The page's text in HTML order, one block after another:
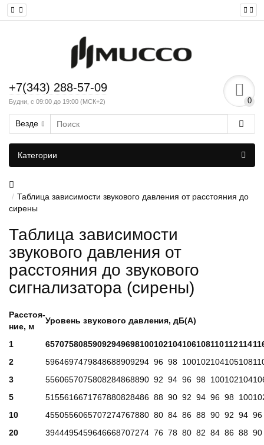
+7(343) 288-57-09
Будни, с 09:00 до 19:00 (МСК+2) 0
Везде
Категории
Таблица зависимости звукового давления от расстояния до
сирены
Таблица зависимости
звукового давления от
расстояния до звукового
сигнализатора (сирены)
Расстоя-
ние, м
Уровень звукового давления, дБ(А)
1 65707580859092949698100102104106108110112114
2
5964697479848688909294 96 98 100102104105108
3
5560657075808284868890 92 94 96 98 100102104
5
5155616671767880828486 88 90 92 94 96 98 100
10
4550556065707274767880 80 84 86 88 90 92 94 96
20
3944495459646668707274 76 78 80 82 84 86 88 90